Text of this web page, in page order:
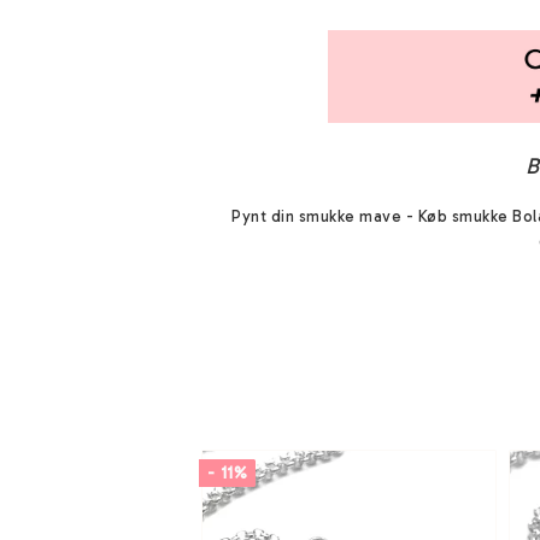
Pynt din smukke mave - Køb smukke
- 11%